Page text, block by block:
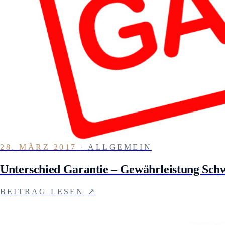
28. MÄRZ 2017 · ALLGEMEIN
Unterschied Garantie – Gewährleistung
BEITRAG LESEN ↗